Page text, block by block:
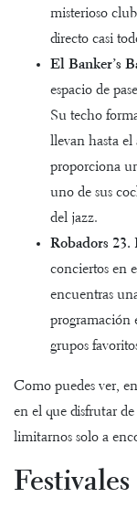
misterioso
directo casi
El Banker’s
espacio de
Su techo
llevan hasta
proporciona
uno de sus
del jazz.
Robadors 23.
conciertos en
encuentras
programación
grupos
Como puedes ver,
en el que disfrutar
limitarnos solo a